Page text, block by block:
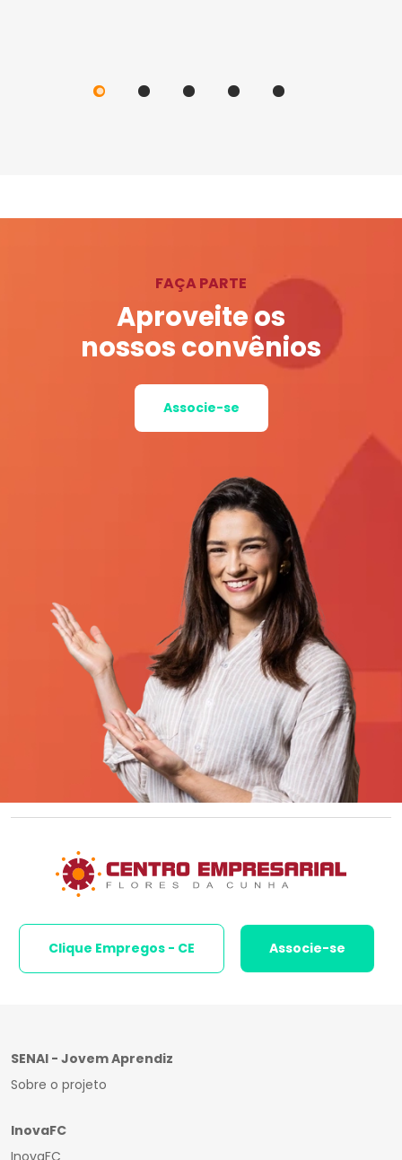
FAÇA PARTE
Aproveite os
nossos convênios
Associe-se
Clique Empregos - CE Associe-se
SENAI - Jovem Aprendiz
Sobre o projeto
InovaFC